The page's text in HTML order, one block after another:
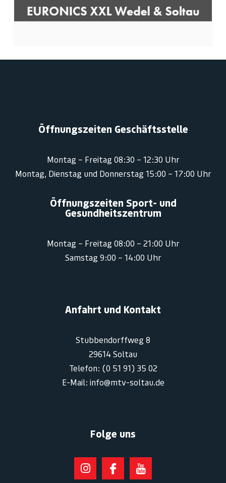
Öffnungszeiten Geschäftsstelle
Montag – Freitag 08:30 – 12:30 Uhr
Montag, Dienstag und Donnerstag 15:00 – 17:00 Uhr
Öffnungszeiten Sport- und
Gesundheitszentrum
Montag – Freitag 08:00 – 21:00 Uhr
Samstag 9:00 – 14:00 Uhr
Anfahrt und Kontakt
Stubbendorffweg 8
29614 Soltau
Telefon: (0 51 91) 35 02
E-Mail: info@mtv-soltau.de
Folge uns